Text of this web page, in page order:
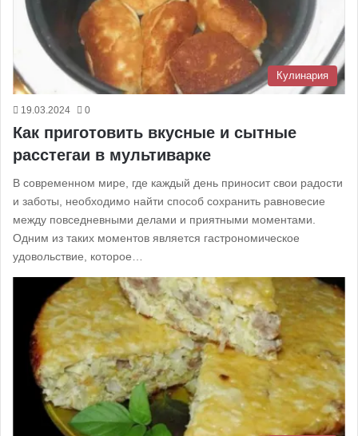
Кулинария
19.03.2024 0
Как приготовить вкусные и сытные
расстегаи в мультиварке
В современном мире, где каждый день приносит свои радости
и заботы, необходимо найти способ сохранить равновесие
между повседневными делами и приятными моментами.
Одним из таких моментов является гастрономическое
удовольствие, которое…